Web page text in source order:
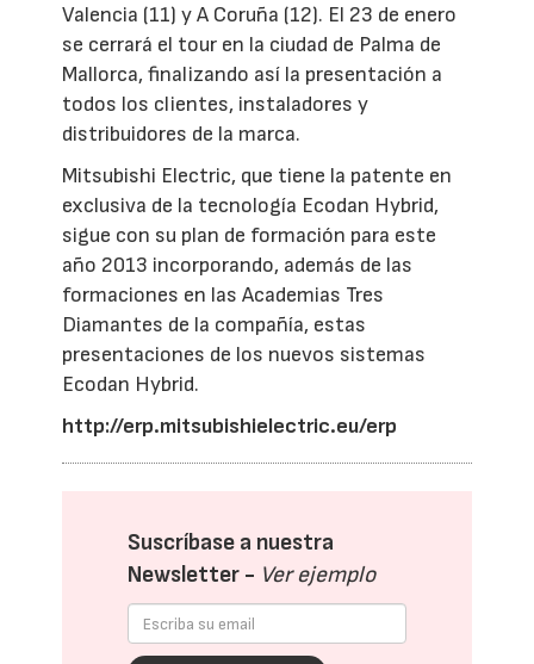
Valencia (11) y A Coruña (12). El 23 de enero
se cerrará el tour en la ciudad de Palma de
Mallorca, finalizando así la presentación a
todos los clientes, instaladores y
distribuidores de la marca.
Mitsubishi Electric, que tiene la patente en
exclusiva de la tecnología Ecodan Hybrid,
sigue con su plan de formación para este
año 2013 incorporando, además de las
formaciones en las Academias Tres
Diamantes de la compañía, estas
presentaciones de los nuevos sistemas
Ecodan Hybrid.
http://erp.mitsubishielectric.eu/erp
Suscríbase a nuestra
Newsletter - Ver ejemplo